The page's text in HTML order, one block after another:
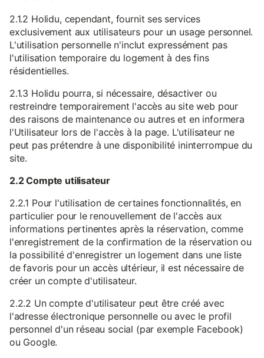
2.1.2 Holidu, cependant, fournit ses services
exclusivement aux utilisateurs pour un usage personnel.
L'utilisation personnelle n'inclut expressément pas
l'utilisation temporaire du logement à des fins
résidentielles.
2.1.3 Holidu pourra, si nécessaire, désactiver ou
restreindre temporairement l'accès au site web pour
des raisons de maintenance ou autres et en informera
l'Utilisateur lors de l'accès à la page. L'utilisateur ne
peut pas prétendre à une disponibilité ininterrompue du
site.
2.2 Compte utilisateur
2.2.1 Pour l'utilisation de certaines fonctionnalités, en
particulier pour le renouvellement de l'accès aux
informations pertinentes après la réservation, comme
l'enregistrement de la confirmation de la réservation ou
la possibilité d'enregistrer un logement dans une liste
de favoris pour un accès ultérieur, il est nécessaire de
créer un compte d'utilisateur.
2.2.2 Un compte d'utilisateur peut être créé avec
l'adresse électronique personnelle ou avec le profil
personnel d'un réseau social (par exemple Facebook)
ou Google.